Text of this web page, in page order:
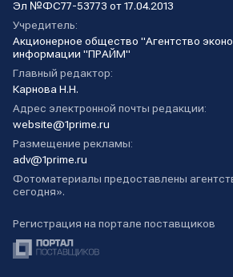
Эл №ФС77-53773 от 17.04.2013
Учредитель:
Акционерное общество "Агентство
информации "ПРАЙМ"
Главный редактор:
Карнова Н.Н.
Адрес электронной почты редакции:
website@1prime.ru
Размещение рекламы:
adv@1prime.ru
Фотоматериалы предоставлены
сегодня».
Регистрация на портале поставщиков